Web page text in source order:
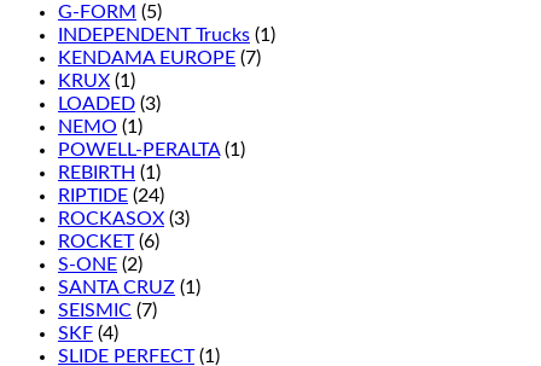
G-FORM (5)
INDEPENDENT Trucks (1)
KENDAMA EUROPE (7)
KRUX (1)
LOADED (3)
NEMO (1)
POWELL-PERALTA (1)
REBIRTH (1)
RIPTIDE (24)
ROCKASOX (3)
ROCKET (6)
S-ONE (2)
SANTA CRUZ (1)
SEISMIC (7)
SKF (4)
SLIDE PERFECT (1)